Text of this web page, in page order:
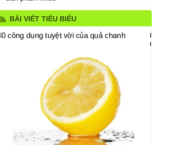
BÀI VIẾT TIÊU BIỂU
30 công dụng tuyệt vời của quả chanh
Collagen và tác dụng của nó đối với làm đẹp
của